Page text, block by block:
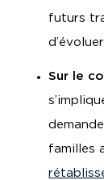
futurs
Sur le
familles